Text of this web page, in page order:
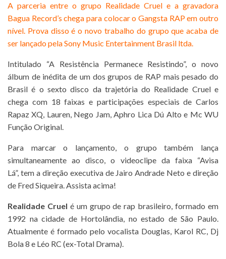
A parceria entre o grupo Realidade Cruel e a gravadora
Bagua Record’s chega para colocar o Gangsta RAP em outro
nível. Prova disso é o novo trabalho do grupo que acaba de
ser lançado pela Sony Music Entertainment Brasil ltda.
Intitulado “A Resistência Permanece Resistindo”, o novo
álbum de inédita de um dos grupos de RAP mais pesado do
Brasil é o sexto disco da trajetória do Realidade Cruel e
chega com 18 faixas e participações especiais de Carlos
Rapaz XQ, Lauren, Nego Jam, Aphro Lica Dú Alto e Mc WU
Função Original.
Para marcar o lançamento, o grupo também lança
simultaneamente ao disco, o videoclipe da faixa “Avisa
Lá”, tem a direção executiva de Jairo Andrade Neto e direção
de Fred Siqueira. Assista acima!
Realidade Cruel é um grupo de rap brasileiro, formado em
1992 na cidade de Hortolândia, no estado de São Paulo.
Atualmente é formado pelo vocalista Douglas, Karol RC, Dj
Bola 8 e Léo RC (ex-Total Drama).